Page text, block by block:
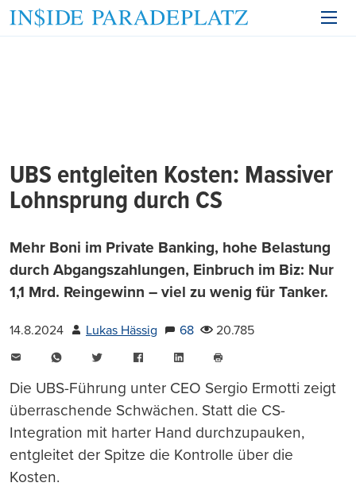
UBS entgleiten Kosten: Massiver
Lohnsprung durch CS
Mehr Boni im Private Banking, hohe Belastung
durch Abgangszahlungen, Einbruch im Biz: Nur
1,1 Mrd. Reingewinn – viel zu wenig für Tanker.
14.8.2024 Lukas Hässig 68
20.785
WhatsAppTwitter FacebookLinkedIn
drucken
Die UBS-Führung unter CEO Sergio Ermotti zeigt
überraschende Schwächen. Statt die CS-
Integration mit harter Hand durchzupauken,
entgleitet der Spitze die Kontrolle über die
Kosten.